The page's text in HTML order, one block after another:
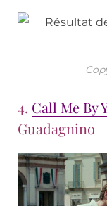
4. Call Me By
Guadagnino